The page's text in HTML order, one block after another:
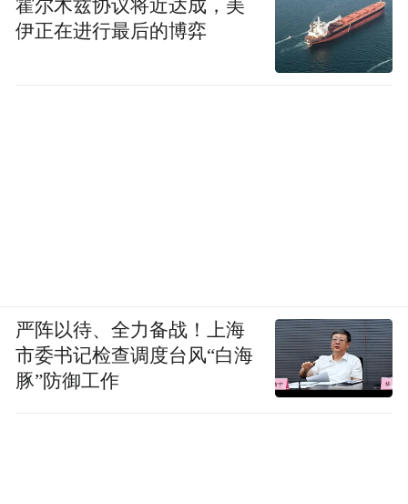
霍尔木兹协议将近达成，美
伊正在进行最后的博弈
严阵以待、全力备战！上海
市委书记检查调度台风“白海
豚”防御工作